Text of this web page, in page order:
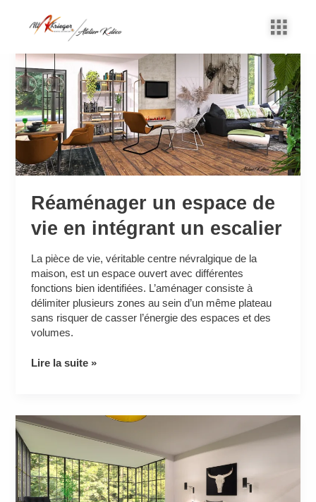
contenu
Réaménager un espace de
vie en intégrant un escalier
La pièce de vie, véritable centre névralgique de la
maison, est un espace ouvert avec différentes
fonctions bien identifiées. L’aménager consiste à
délimiter plusieurs zones au sein d’un même plateau
sans risquer de casser l’énergie des espaces et des
volumes.
Réaménager
un
espace
de
vie
en
intégrant
un
escalier
Lire la suite »
Extension
une
suite
parentale
XXL